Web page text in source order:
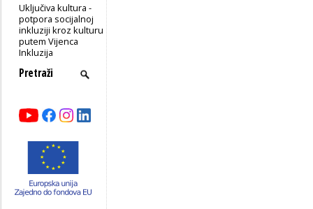
Uključiva kultura -
potpora socijalnoj
inkluziji kroz kulturu
putem Vijenca
Inkluzija